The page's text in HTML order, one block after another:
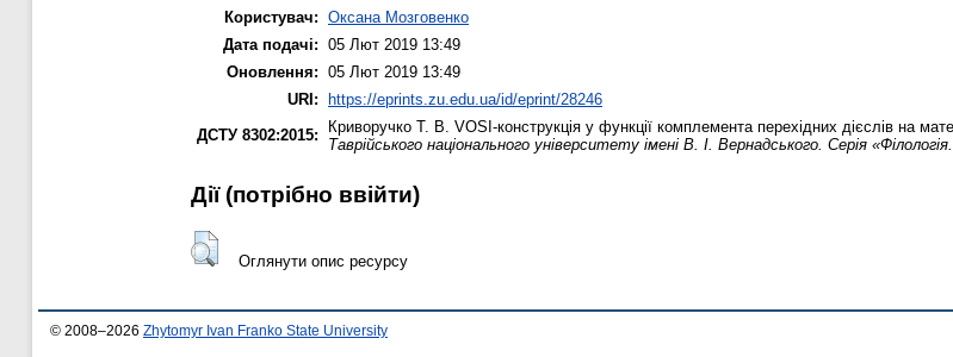
Користувач: Оксана Мозговенко
Дата подачі: 05 Лют 2019 13:49
Оновлення: 05 Лют 2019 13:49
URI: https://eprints.zu.edu.ua/id/eprint/28246
ДСТУ 8302:2015:
Криворучко Т. В. VOSI-конструкція у функції комплемента перехідних дієслів на
Таврійського національного університету імені В. І. Вернадського. Серія «Філологія.
Дії ​​(потрібно ввійти)
Оглянути опис ресурсу
© 2008–2026 Zhytomyr Ivan Franko State University